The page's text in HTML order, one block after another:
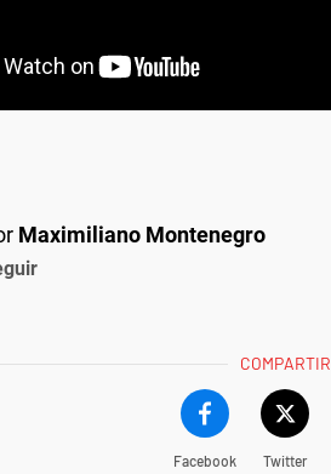
Maximiliano Montenegro
COMPARTIR
Facebook Twitter